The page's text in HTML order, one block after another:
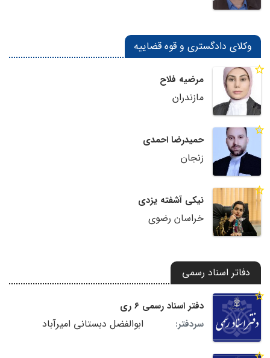
وکلای دادگستری و قوه قضاییه
مرضیه فلاح
مازندران
حمیدرضا احمدی
زنجان
نیکی آشفته یزدی
خراسان رضوی
دفاتر اسناد رسمی
دفتر اسناد رسمی 6 ری
سردفتر:
ابوالفضل دبستانی امیرآباد